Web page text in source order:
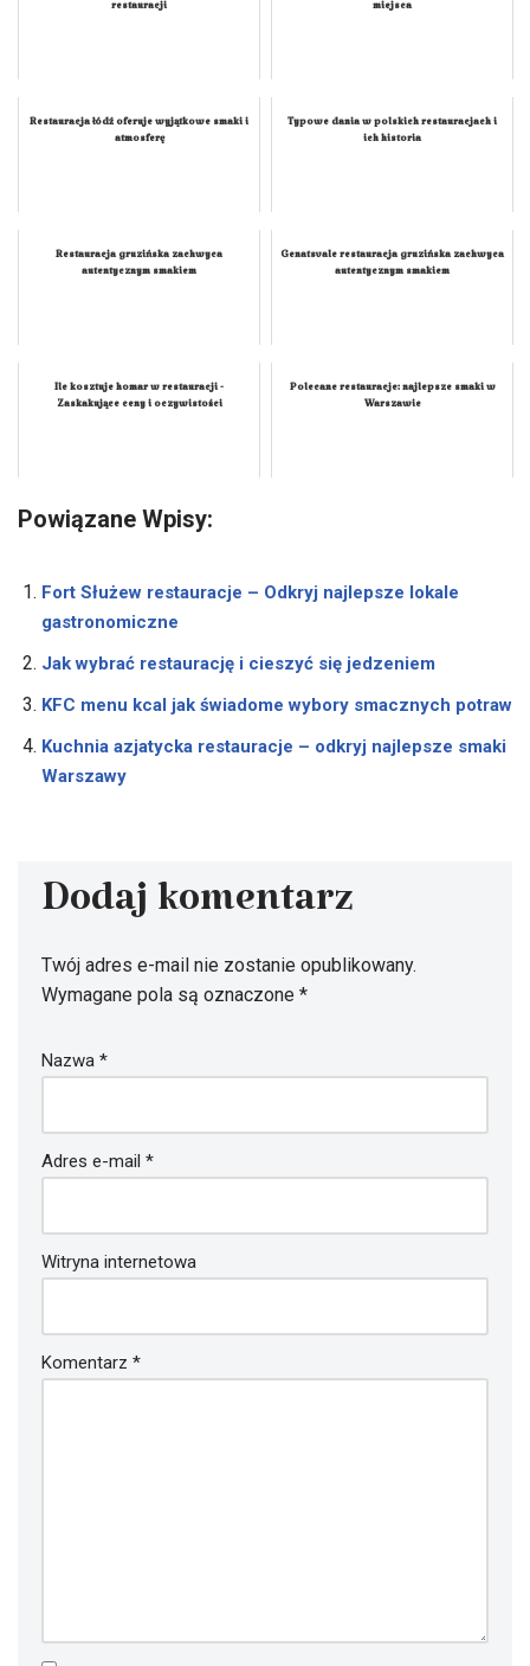
restauracji
miejsca
Restauracja łódź oferuje wyjątkowe smaki i
atmosferę
Typowe dania w polskich restauracjach i
ich historia
Restauracja gruzińska zachwyca
autentycznym smakiem
Genatsvale restauracja gruzińska zachwyca
autentycznym smakiem
Ile kosztuje homar w restauracji -
Zaskakujące ceny i oczywistości
Polecane restauracje: najlepsze smaki w
Warszawie
Powiązane Wpisy:
Fort Służew restauracje – Odkryj najlepsze lokale
gastronomiczne
Jak wybrać restaurację i cieszyć się jedzeniem
KFC menu kcal jak świadome wybory smacznych potraw
Kuchnia azjatycka restauracje – odkryj najlepsze smaki
Warszawy
Dodaj komentarz
Twój adres e-mail nie zostanie opublikowany.
Wymagane pola są oznaczone *
Nazwa *
Adres e-mail *
Witryna internetowa
Komentarz *